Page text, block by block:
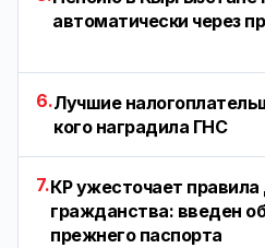
автоматически через
6.Лучшие
кого наградила ГНС
7.КР ужесточает правила
гражданства: введен
прежнего паспорта